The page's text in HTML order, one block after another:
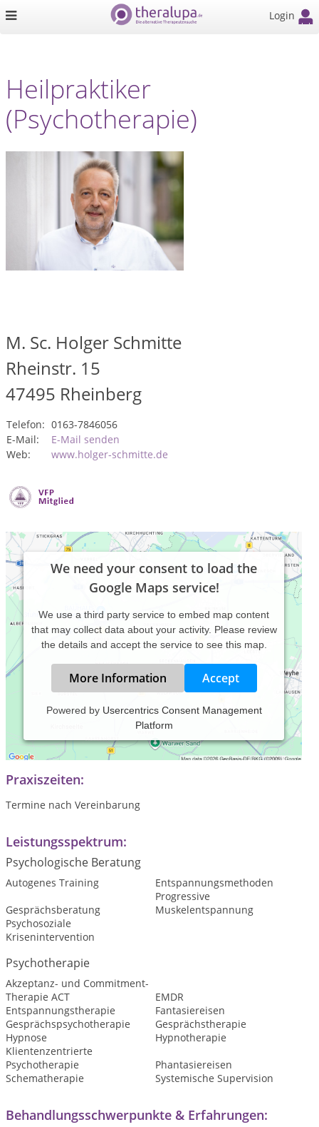
Login
Heilpraktiker
(Psychotherapie)
M. Sc. Holger Schmitte
Rheinstr. 15
47495 Rheinberg
Telefon: 0163-7846056
E-Mail:
E-Mail senden
Web:
www.holger-schmitte.de
We need your consent to load the
Google Maps service!
We use a third party service to embed map content
that may collect data about your activity. Please review
the details and accept the service to see this map.
More Information Accept
Powered by Usercentrics Consent Management
Platform
Psychotherapie nach dem Heilpraktikergesetz, psychosoziale
Beratung & Supervision
Praxiszeiten:
Termine nach Vereinbarung
Leistungsspektrum:
Psychologische Beratung
Autogenes Training
Entspannungsmethoden
Gesprächsberatung
Progressive
Muskelentspannung
Psychosoziale
Krisenintervention
Psychotherapie
Akzeptanz- und Commitment-
Therapie ACT
EMDR
Entspannungstherapie
Fantasiereisen
Gesprächspsychotherapie
Gesprächstherapie
Hypnose
Hypnotherapie
Klientenzentrierte
Psychotherapie
Phantasiereisen
Schematherapie
Systemische Supervision
Behandlungsschwerpunkte & Erfahrungen: